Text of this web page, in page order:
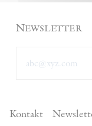
Newsletter
Kontakt